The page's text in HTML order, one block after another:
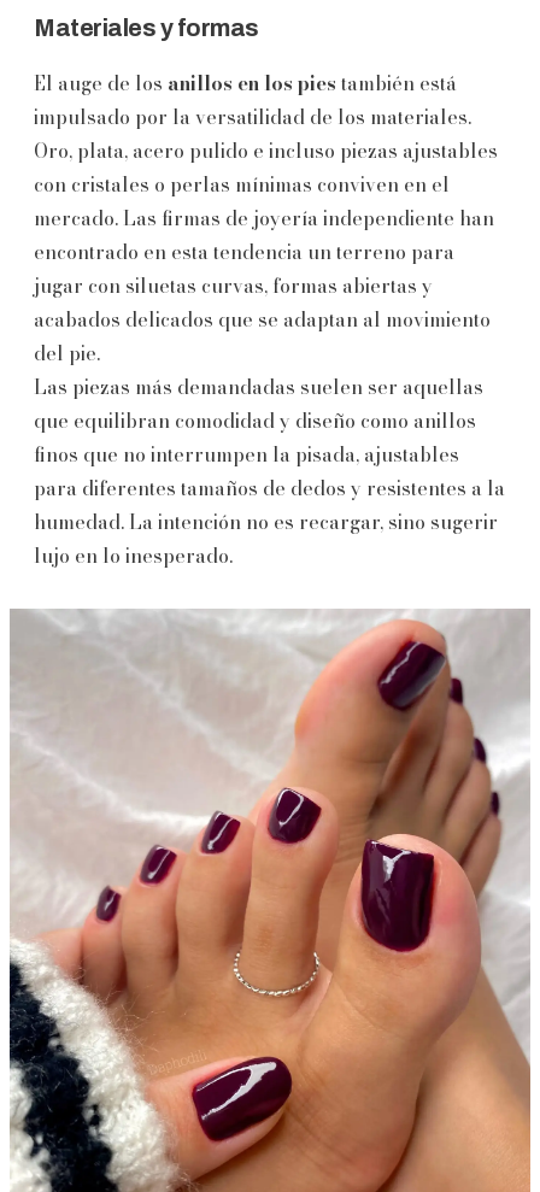
Materiales y formas
El auge de los anillos en los pies también está
impulsado por la versatilidad de los materiales.
Oro, plata, acero pulido e incluso piezas ajustables
con cristales o perlas mínimas conviven en el
mercado. Las firmas de joyería independiente han
encontrado en esta tendencia un terreno para
jugar con siluetas curvas, formas abiertas y
acabados delicados que se adaptan al movimiento
del pie.
Las piezas más demandadas suelen ser aquellas
que equilibran comodidad y diseño como anillos
finos que no interrumpen la pisada, ajustables
para diferentes tamaños de dedos y resistentes a la
humedad. La intención no es recargar, sino sugerir
lujo en lo inesperado.